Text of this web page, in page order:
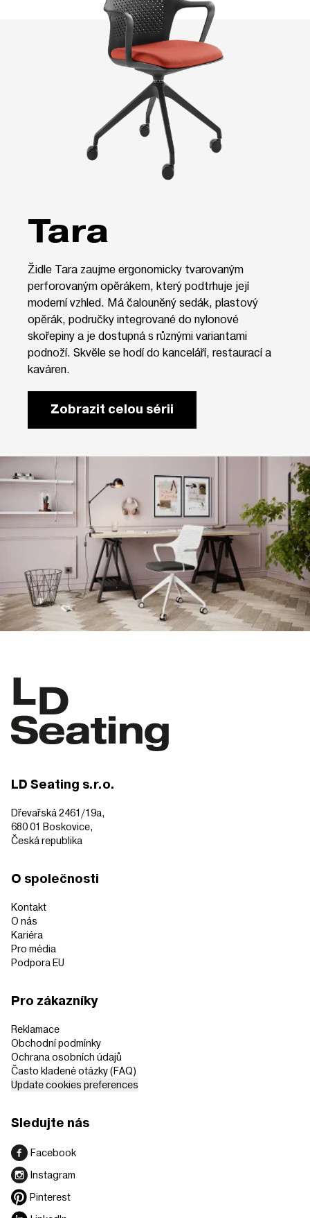
Tara
Židle Tara zaujme ergonomicky tvarovaným
perforovaným opěrákem, který podtrhuje její
moderní vzhled. Má čalouněný sedák, plastový
opěrák, područky integrované do nylonové
skořepiny a je dostupná s různými variantami
podnoží. Skvěle se hodí do kanceláří, restaurací a
kaváren.
Zobrazit celou sérii
LD Seating s.r.o.
Dřevařská 2461/19a,
680 01 Boskovice,
Česká republika
O společnosti
Kontakt
O nás
Kariéra
Pro média
Podpora EU
Pro zákazníky
Reklamace
Obchodní podmínky
Ochrana osobních údajů
Často kladené otázky (FAQ)
Update cookies preferences
Sledujte nás
Facebook
Instagram
Pinterest